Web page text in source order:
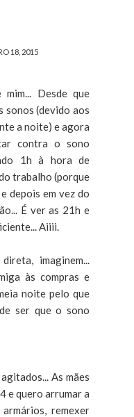
18, 2015
Desde que
sonos (devido aos
a noite) e agora
contra o sono
1h à hora de
trabalho (porque
depois em vez do
É ver as 21h e
Aiiii.
imaginem...
às compras e
noite pelo que
ser que o sono
As mães
e quero arrumar a
remexer